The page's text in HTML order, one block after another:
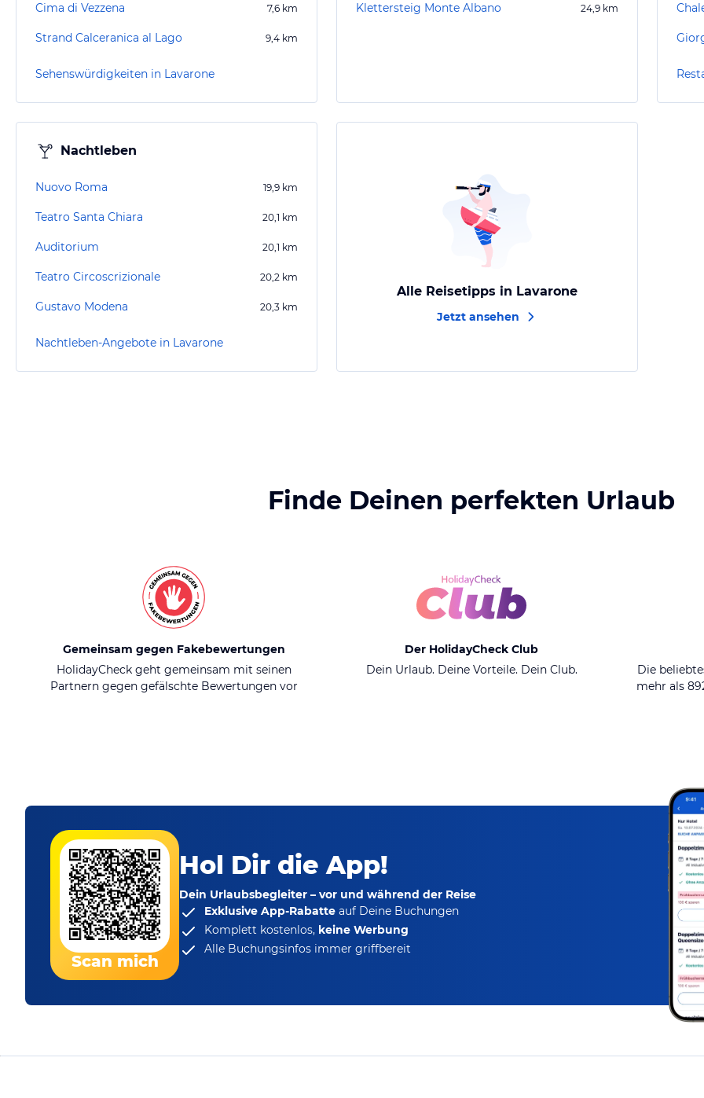
Cima di Vezzena 7,6 km
Strand Calceranica al Lago 9,4 km
Sehenswürdigkeiten in Lavarone
Klettersteig Monte Albano 24,9 km
Nachtleben
Nuovo Roma 19,9 km
Teatro Santa Chiara 20,1 km
Auditorium 20,1 km
Teatro Circoscrizionale 20,2 km
Gustavo Modena 20,3 km
Nachtleben-Angebote in Lavarone
Alle Reisetipps in Lavarone
Jetzt ansehen
Finde Deinen perfekten Urlaub
Gemeinsam gegen Fakebewertungen
HolidayCheck geht gemeinsam mit seinen
Partnern gegen gefälschte Bewertungen vor
Der HolidayCheck Club
Dein Urlaub. Deine Vorteile. Dein Club.
Die
mehr als
Scan mich
Hol Dir die App!
Dein Urlaubsbegleiter – vor und während der Reise
Exklusive App-Rabatte auf Deine Buchungen
Komplett kostenlos, keine Werbung
Alle Buchungsinfos immer griffbereit